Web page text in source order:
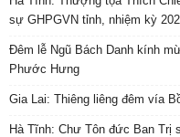
sự GHPGVN tỉnh, nhiệm kỳ
Đêm lễ Ngũ Bách Danh kính
Phước Hưng
Gia Lai: Thiêng liêng đêm vía
Hà Tĩnh: Chư Tôn đức Ban Trị